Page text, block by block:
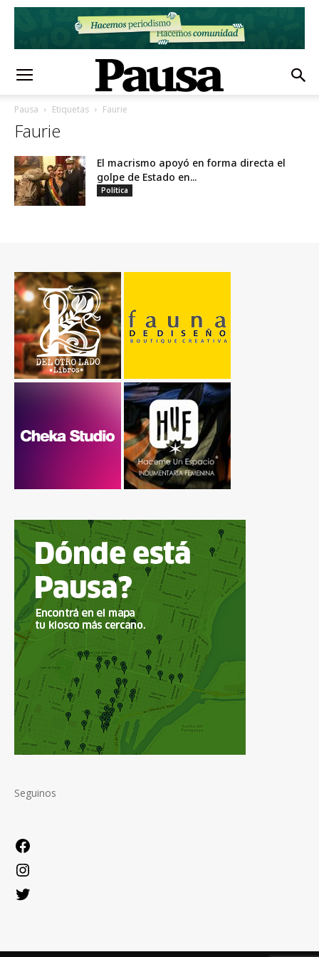
Pausa Etiquetas Faurie
Faurie
El macrismo apoyó en forma directa el
golpe de Estado en...
Política
Seguinos